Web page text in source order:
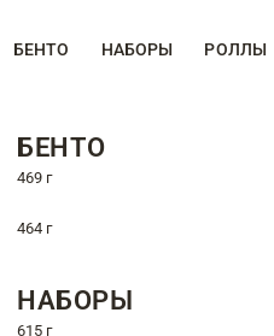
БЕНТО НАБОРЫ РОЛЛЫ
БЕНТО
469 г
464 г
НАБОРЫ
615 г